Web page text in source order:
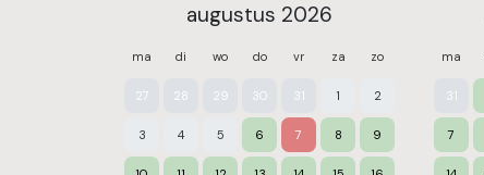
augustus 2026
ma di wo do vr za zo
27 28 29 30 31 1 2
3 4 5 6 7 8 9
ma
31
7